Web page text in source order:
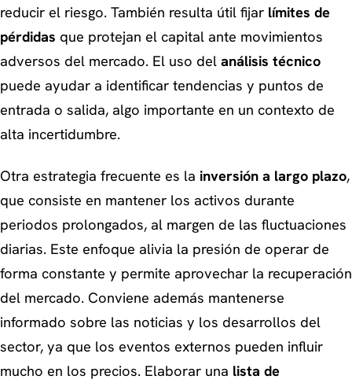
reducir el riesgo. También resulta útil fijar límites de
pérdidas que protejan el capital ante movimientos
adversos del mercado. El uso del análisis técnico
puede ayudar a identificar tendencias y puntos de
entrada o salida, algo importante en un contexto de
alta incertidumbre.
Otra estrategia frecuente es la inversión a largo plazo,
que consiste en mantener los activos durante
periodos prolongados, al margen de las fluctuaciones
diarias. Este enfoque alivia la presión de operar de
forma constante y permite aprovechar la recuperación
del mercado. Conviene además mantenerse
informado sobre las noticias y los desarrollos del
sector, ya que los eventos externos pueden influir
mucho en los precios. Elaborar una lista de